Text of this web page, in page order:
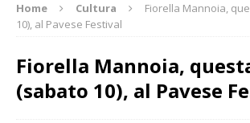
Home Cultura
Fiorella Mannoia,
10), al Pavese Festival
Fiorella Mannoia,
(sabato 10), al Pavese